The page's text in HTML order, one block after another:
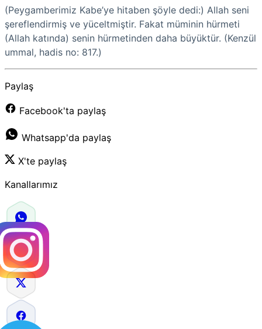
(Peygamberimiz Kabe’ye hitaben şöyle dedi:) Allah seni
şereflendirmiş ve yüceltmiştir. Fakat müminin hürmeti
(Allah katında) senin hürmetinden daha büyüktür. (Kenzül
ummal, hadis no: 817.)
Paylaş
Facebook'ta paylaş
Whatsapp'da paylaş
X'te paylaş
Kanallarımız